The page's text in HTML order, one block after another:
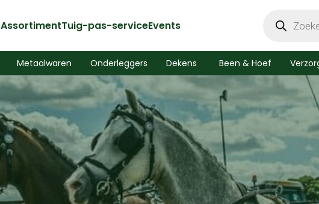
AssortimentTuig-pas-serviceEvents zoeken
Metaalwaren Onderleggers Dekens Been & Hoef